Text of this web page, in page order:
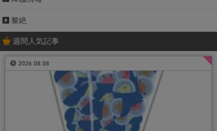
黎絶
週間人気記事
2026.08.08